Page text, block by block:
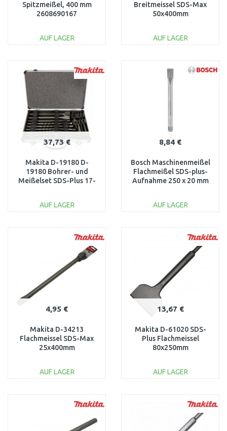
Spitzmeißel, 400 mm
2608690167
AUF LAGER
Vergleichen
Breitmeissel SDS-Max
50x400mm
AUF LAGER
Vergleichen
37,73 €
Makita D-19180 D-
19180 Bohrer- und
Meißelset SDS-Plus 17-
AUF LAGER
8,84 €
Bosch Maschinenmeißel
Flachmeißel SDS-plus-
Aufnahme 250 x 20 mm
AUF LAGER
4,95 €
Makita D-34213
Flachmeissel SDS-Max
25x400mm
AUF LAGER
13,67 €
Makita D-61020 SDS-
Plus Flachmeissel
80x250mm
AUF LAGER